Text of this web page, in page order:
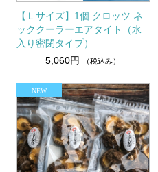
【Ｌサイズ】1個 クロッツ ネ
ッククーラーエアタイト（水
入り密閉タイプ）
5,060円
（税込み）